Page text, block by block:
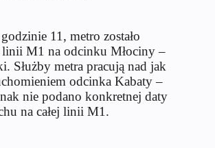
11, metro zostało
linii M1 na odcinku Młociny –
Służby metra pracują nad jak
odcinka Kabaty –
nie podano konkretnej daty
na całej linii M1.